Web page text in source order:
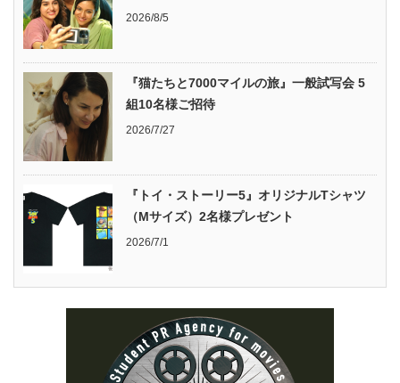
2026/8/5
『猫たちと7000マイルの旅』一般試写会 5
組10名様ご招待
2026/7/27
『トイ・ストーリー5』オリジナルTシャツ
（Mサイズ）2名様プレゼント
2026/7/1